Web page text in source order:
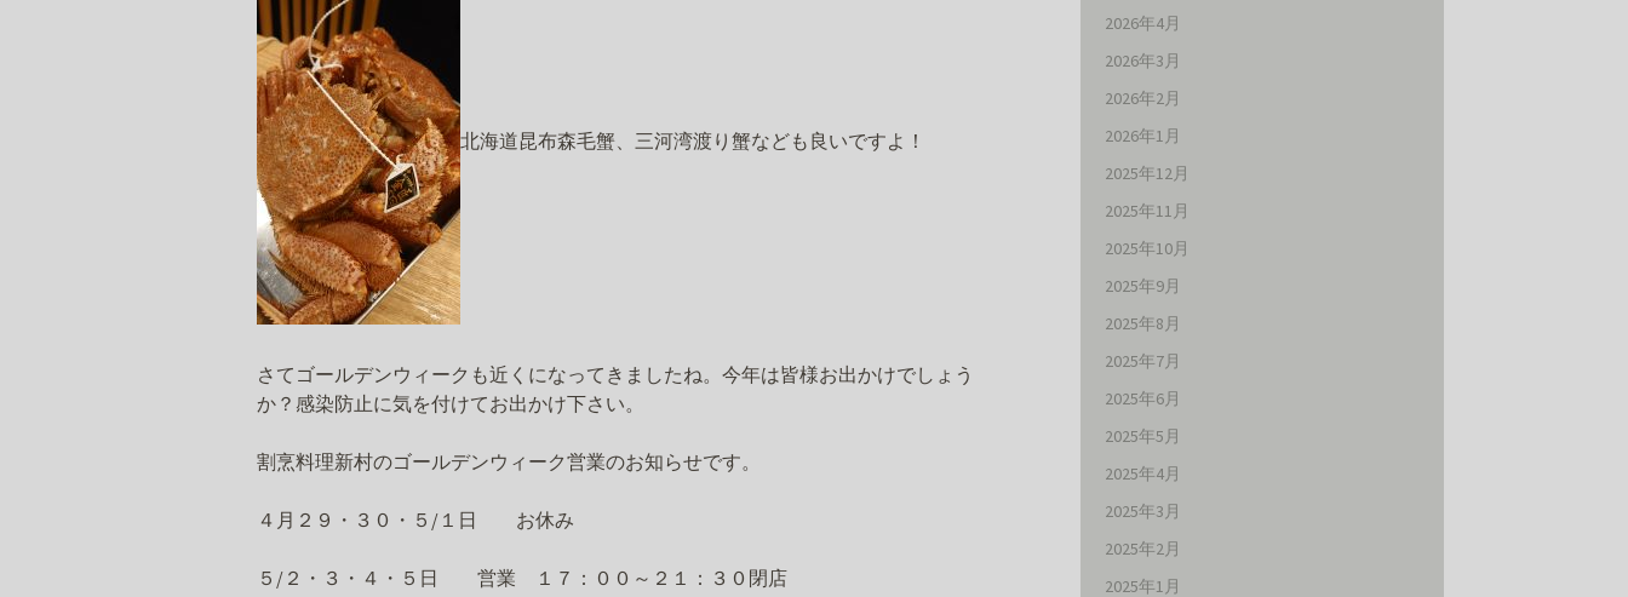
北海道昆布森毛蟹、三河湾渡り蟹なども良いですよ！
さてゴールデンウィークも近くになってきましたね。今年は皆様お出かけでしょう
か？感染防止に気を付けてお出かけ下さい。
割烹料理新村のゴールデンウィーク営業のお知らせです。
４月２９・３０・５/１日 お休み
５/２・３・４・５日 営業 １７：００～２１：３０閉店
2026年4月
2026年3月
2026年2月
2026年1月
2025年12月
2025年11月
2025年10月
2025年9月
2025年8月
2025年7月
2025年6月
2025年5月
2025年4月
2025年3月
2025年2月
2025年1月